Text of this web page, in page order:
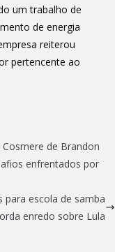
um trabalho de
de energia
reiterou
pertencente ao
de Brandon
enfrentados por
para escola de samba
enredo sobre Lula